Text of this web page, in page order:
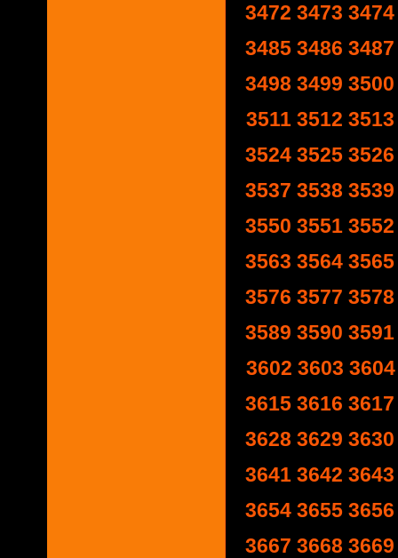
3472 3473 3474
3485 3486 3487
3498 3499 3500
3511 3512 3513
3524 3525 3526
3537 3538 3539
3550 3551 3552
3563 3564 3565
3576 3577 3578
3589 3590 3591
3602 3603 3604
3615 3616 3617
3628 3629 3630
3641 3642 3643
3654 3655 3656
3667 3668 3669